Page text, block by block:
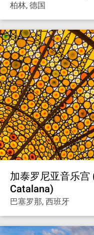
柏林, 德国
加泰罗尼亚音乐宫
Catalana)
巴塞罗那, 西班牙